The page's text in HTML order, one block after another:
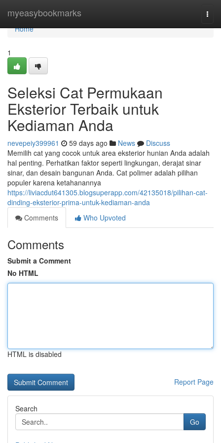
myeasybookmarks
Home
Home
1
Seleksi Cat Permukaan
Eksterior Terbaik untuk
Kediaman Anda
nevepeiy399961 59 days ago News
Discuss
Memilih cat yang cocok untuk area eksterior hunian Anda adalah
hal penting. Perhatikan faktor seperti lingkungan, derajat sinar
sinar, dan desain bangunan Anda. Cat polimer adalah pilihan
populer karena ketahanannya
https://liviacdut641305.blogsuperapp.com/42135018/pilihan-cat-
dinding-eksterior-prima-untuk-kediaman-anda
Comments
Who Upvoted
Comments
Submit a Comment
No HTML
HTML is disabled
Report Page
Search
Go